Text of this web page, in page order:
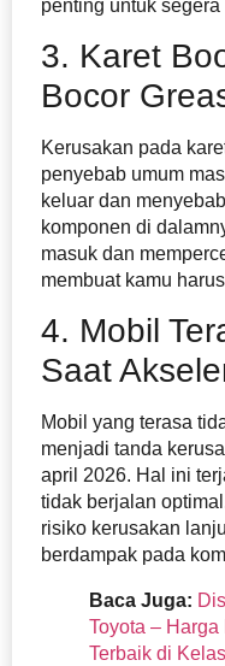
penting untuk
3. Karet
Bocor
Kerusakan pada
penyebab umum
keluar dan
komponen di
masuk dan
membuat kamu
4. Mobil
Saat
Mobil yang terasa
menjadi tanda
april 2026. Hal ini
tidak berjalan
risiko kerusakan
berdampak pada
Baca Juga:
Toyota –
Terbaik di